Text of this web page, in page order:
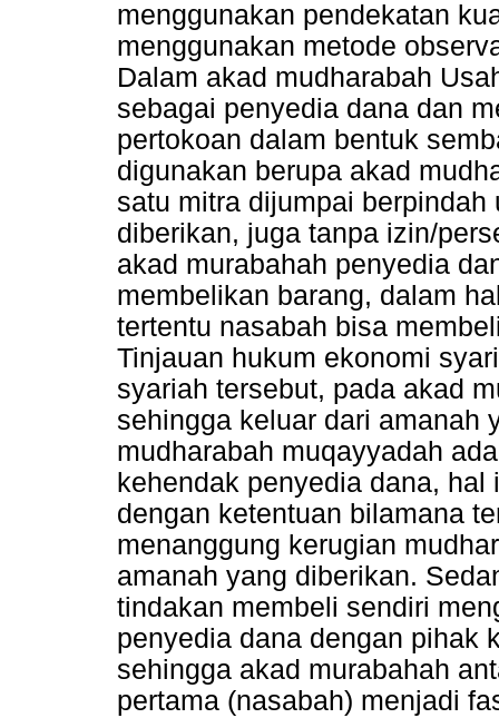
menggunakan pendekatan
menggunakan metode
Dalam akad mudharabah
sebagai penyedia dana dan
pertokoan dalam bentuk
digunakan berupa akad
satu mitra dijumpai
diberikan, juga tanpa izin/
akad murabahah penyedia
membelikan barang, dalam
tertentu nasabah bisa
Tinjauan hukum ekonomi
syariah tersebut, pada akad
sehingga keluar dari amanah
mudharabah muqayyadah
kehendak penyedia dana,
dengan ketentuan bilamana
menanggung kerugian
amanah yang diberikan.
tindakan membeli sendiri
penyedia dana dengan pihak
sehingga akad murabahah
pertama (nasabah) menjadi